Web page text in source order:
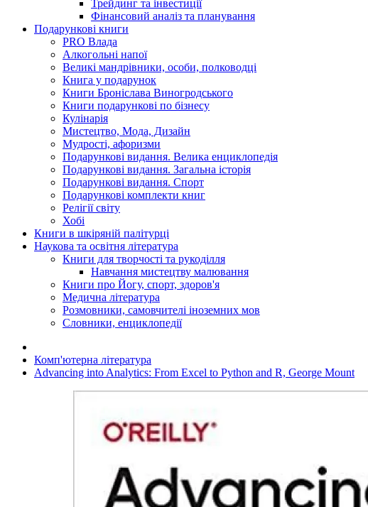
Трейдинг та інвестиції
Фінансовий аналіз та планування
Подарункові книги
PRO Влада
Алкогольні напої
Великі мандрівники, особи, полководці
Книга у подарунок
Книги Броніслава Виногродського
Книги подарункові по бізнесу
Кулінарія
Мистецтво, Мода, Дизайн
Мудрості, афоризми
Подарункові видання. Велика енциклопедія
Подарункові видання. Загальна історія
Подарункові видання. Спорт
Подарункові комплекти книг
Релігії світу
Хобі
Книги в шкіряній палітурці
Наукова та освітня література
Книги для творчості та рукоділля
Навчання мистецтву малювання
Книги про Йогу, спорт, здоров'я
Медична література
Розмовники, самовчителі іноземних мов
Словники, енциклопедії
Комп'ютерна література
Advancing into Analytics: From Excel to Python and R, George Mount